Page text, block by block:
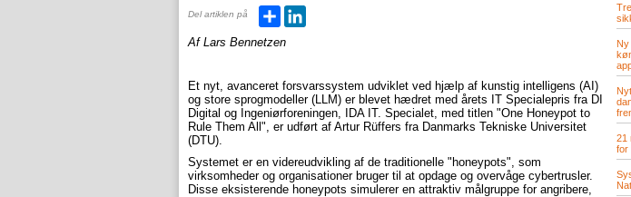
Del artiklen på Del
Af Lars Bennetzen
Et nyt, avanceret forsvarssystem udviklet ved hjælp af kunstig intelligens (AI)
og store sprogmodeller (LLM) er blevet hædret med årets IT Specialepris fra DI
Digital og Ingeniørforeningen, IDA IT. Specialet, med titlen "One Honeypot to
Rule Them All", er udført af Artur Rüffers fra Danmarks Tekniske Universitet
(DTU).
Systemet er en videreudvikling af de traditionelle "honeypots", som
virksomheder og organisationer bruger til at opdage og overvåge cybertrusler.
Disse eksisterende honeypots simulerer en attraktiv målgruppe for angribere,
21
for